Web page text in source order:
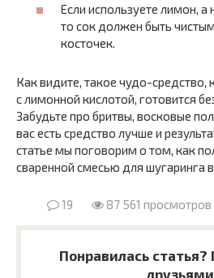
Если используете лимон,
то сок должен быть
косточек.
Как видите, такое чудо-средство,
с лимонной кислотой, готовится
Забудьте про бритвы, восковые
вас есть средство лучше и
статье мы поговорим о том, как
сваренной смесью для шугаринга
19 87 561 просмотров
Понравилась статья?